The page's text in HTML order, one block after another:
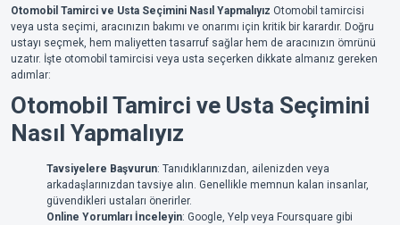
Otomobil Tamirci ve Usta Seçimini Nasıl Yapmalıyız Otomobil tamircisi
veya usta seçimi, aracınızın bakımı ve onarımı için kritik bir karardır. Doğru
ustayı seçmek, hem maliyetten tasarruf sağlar hem de aracınızın ömrünü
uzatır. İşte otomobil tamircisi veya usta seçerken dikkate almanız gereken
adımlar:
Otomobil Tamirci ve Usta Seçimini
Nasıl Yapmalıyız
Tavsiyelere Başvurun: Tanıdıklarınızdan, ailenizden veya
arkadaşlarınızdan tavsiye alın. Genellikle memnun kalan insanlar,
güvendikleri ustaları önerirler.
Online Yorumları İnceleyin: Google, Yelp veya Foursquare gibi